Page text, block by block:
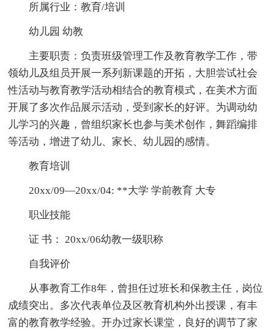
所属行业：教育/培训
幼儿园 幼教
主要职责：负责班级管理工作及教育教学工作，带
领幼儿及组员开展一系列新课题的开拓，大胆尝试社会
性活动与教育教学活动相结合的教育模式，在美术方面
开展了多次作品展示活动，受到家长的好评。为调动幼
儿学习的兴趣，曾组织家长也参与美术创作，舞蹈编排
等活动，增进了幼儿、家长、幼儿园的感情。
教育培训
20xx/09—20xx/04: **大学 学前教育 大专
职业技能
证 书： 20xx/06幼教一级职称
自我评价
从事教育工作8年，曾担任过班长和保教主任，岗位
成绩突出。多次代表单位及区教育机构外出授课，有丰
富的教育教学经验。开办过家长课堂，良好的调节了家